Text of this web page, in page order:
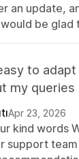
an update,
be
to
my queries
Apr 23, 2026
kind words
support